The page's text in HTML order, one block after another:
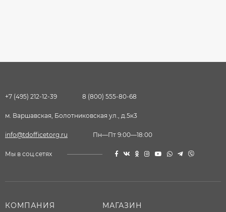
+7 (495) 212-12-39 8 (800) 555-80-68
м. Варшавская, Болотниковская ул., д.5к3
info@tdofficetorg.ru Пн—Пт 9:00—18:00
Мы в соц.сетях
КОМПАНИЯ МАГАЗИН